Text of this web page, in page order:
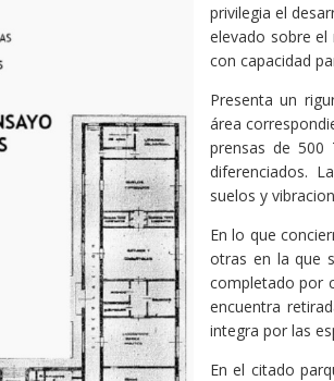
privilegia el
elevado sobre el
con capacidad
Presenta un
área
prensas de 500
diferenciados.
suelos y
En lo que
otras en la que
completado por
encuentra
integra por las
En el citado